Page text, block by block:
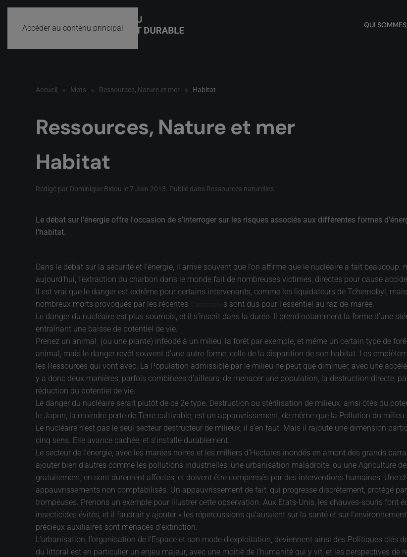
Accéder au contenu principal QUI
Accueil Mots Ressources, Nature et mer Habitat
Ressources, Nature et mer
Habitat
Rédigé par Dominique Bidou le 7 Juin 2013 . Publié dans Ressources naturelles
Le débat sur l'énergie offre l'occasion de s'interroger sur les risques associés aux différentes formes
l'habitat.
Dans le débat sur la sécurité et l’énergie, il arrive souvent que l’on affirme que le nucléaire a fait beaucoup
aujourd’hui, l’extraction du charbon dans le monde fait de nombreuses victimes, directes pour cause
Il est vrai que le danger est extrême pour certains intervenants, comme les liquidateurs de Tchernobyl,
nombreux morts provoqués par les récentes
s sont dus pour l’essentiel au raz-de-marée.
Le danger du nucléaire est plus sournois, et il s’inscrit dans la durée. Il prend notamment la forme d’une
entraînant une baisse de potentiel de vie.
Prenez un animal (ou une plante) inféodé à un milieu, la forêt par exemple, et même un certain type de
animal, mais le danger revêt souvent d’une autre forme, celle de la disparition de son habitat. Les
les Ressources qui vont avec. La Population admissible par le milieu ne peut que diminuer, avec une
y a donc deux manières, parfois combinées d’ailleurs, de menacer une population, la destruction directe,
réduction du potentiel de vie.
Le danger du nucléaire serait plutôt de ce 2e type. Destruction ou stérilisation de milieux, ainsi ôtés du
le Japon, la moindre perte de Terre cultivable, est un appauvrissement, de même que la Pollution du
Le nucléaire n’est pas le seul secteur destructeur de milieux, il s’en faut. Mais il rajoute une dimension
cinq sens. Elle avance cachée, et s’installe durablement.
Le secteur de l’énergie, avec les marées noires et les milliers d’Hectares inondés en amont des grands
ajouter bien d’autres comme les pollutions industrielles, une urbanisation maladroite, ou une Agriculture
gratuitement, en sont durement affectés, et doivent être compensés par des interventions humaines. Une
appauvrissements non comptabilisés. Un appauvrissement de fait, qui progresse discrètement, protégé
trompeuses. Prenons un exemple pour illustrer cette observation. Aux Etats-Unis, les chauves-souris font
insecticides évités, et il faudrait y ajouter « les répercussions qu’auraient sur la santé et sur
précieux auxiliaires sont menacés d’extinction.
L’urbanisation, l’organisation de l’Espace et son mode d’exploitation, deviennent ainsi des Politiques
du littoral est en particulier un enjeu majeur, avec une moitié de l’humanité qui y vit, et les perspectives de